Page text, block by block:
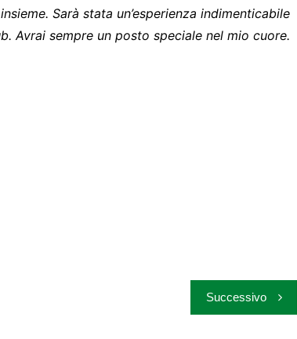
Sarà stata un’esperienza indimenticabile
Avrai sempre un posto speciale nel mio cuore.
Successivo